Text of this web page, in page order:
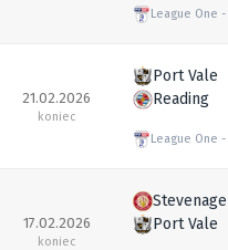
League One
21.02.2026
koniec
Port Vale
Reading
League One
17.02.2026
koniec
Stevenage
Port Vale